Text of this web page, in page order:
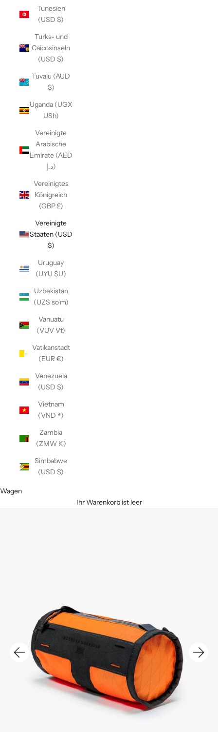
Tunesien
(USD $)
Turks- und
Caicosinseln
(USD $)
Tuvalu (AUD
$)
Uganda (UGX
USh)
Vereinigte
Arabische
Emirate (AED
د.إ)
Vereinigtes
Königreich
(GBP £)
Vereinigte
Staaten (USD
$)
Uruguay
(UYU $U)
Uzbekistan
(UZS so'm)
Vanuatu
(VUV Vt)
Vatikanstadt
(EUR €)
Venezuela
(USD $)
Vietnam
(VND ₫)
Zambia
(ZMW K)
Simbabwe
(USD $)
Wagen
Ihr Warenkorb ist leer